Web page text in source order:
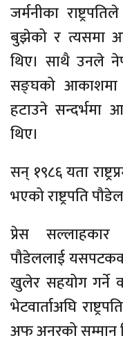
जर्मनीका
बुझेको र त्यसमा
थिए। साथै उनले
सङ्घको आकाशमा
हटाउने सन्दर्भमा
थिए।
सन् १९८६ यता
भएको राष्ट्रपति
प्रेस सल्लाहकार
पौडेललाई
खुलेर सहयोग गर्ने
भेटवार्ताअघि
अफ अनरको सम्मान